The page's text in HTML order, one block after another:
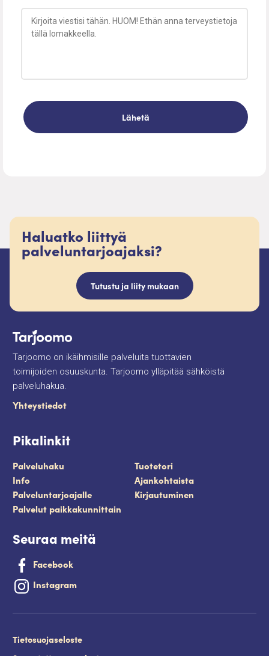
Haluatko liittyä
palveluntarjoajaksi?
Tutustu ja liity mukaan
Tarjoomo on ikäihmisille palveluita tuottavien
toimijoiden osuuskunta. Tarjoomo ylläpitää sähköistä
palveluhakua.
Yhteystiedot
Pikalinkit
Palveluhaku
Tuotetori
Info
Ajankohtaista
Palveluntarjoajalle
Kirjautuminen
Palvelut paikkakunnittain
Seuraa meitä
Facebook
Instagram
Tietosuojaseloste